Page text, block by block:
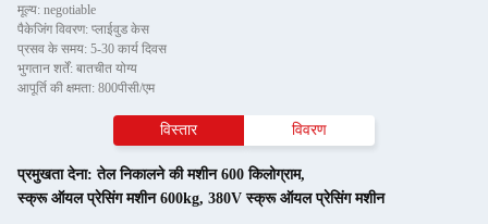
मूल्य: negotiable
पैकेजिंग विवरण: प्लाईवुड केस
प्रसव के समय: 5-30 कार्य दिवस
भुगतान शर्तें: बातचीत योग्य
आपूर्ति की क्षमता: 800पीसी/एम
विस्तार विवरण
प्रमुखता देना:तेल निकालने की मशीन 600 किलोग्राम,
स्क्रू ऑयल प्रेसिंग मशीन 600kg, 380V स्क्रू ऑयल प्रेसिंग मशीन